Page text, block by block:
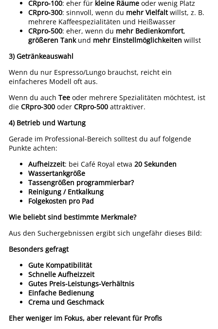
CRpro-100: eher für kleine Räume oder wenig Platz
CRpro-300: sinnvoll, wenn du mehr Vielfaltwillst, z. B.
mehrere Kaffeespezialitäten und Heißwasser
CRpro-500: eher, wenn du mehr Bedienkomfort,
größeren Tankund mehr Einstellmöglichkeiten willst
3) Getränkeauswahl
Wenn du nur Espresso/Lungo brauchst, reicht ein
einfacheres Modell oft aus.
Wenn du auch Tee oder mehrere Spezialitäten möchtest, ist
die CRpro-300 oder CRpro-500 attraktiver.
4) Betrieb und Wartung
Gerade im Professional-Bereich solltest du auf folgende
Punkte achten:
Aufheizzeit: bei Café Royal etwa 20 Sekunden
Wassertankgröße
Tassengrößen programmierbar?
Reinigung / Entkalkung
Folgekosten pro Pad
Wie beliebt sind bestimmte Merkmale?
Aus den Suchergebnissen ergibt sich ungefähr dieses Bild:
Besonders gefragt
Gute Kompatibilität
Schnelle Aufheizzeit
Gutes Preis-Leistungs-Verhältnis
Einfache Bedienung
Crema und Geschmack
Eher weniger im Fokus, aber relevant für Profis